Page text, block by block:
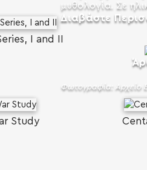
μυθολογία. Σε
Διαβάστε
Φωτογραφία: Αρχείο
I and II
Study